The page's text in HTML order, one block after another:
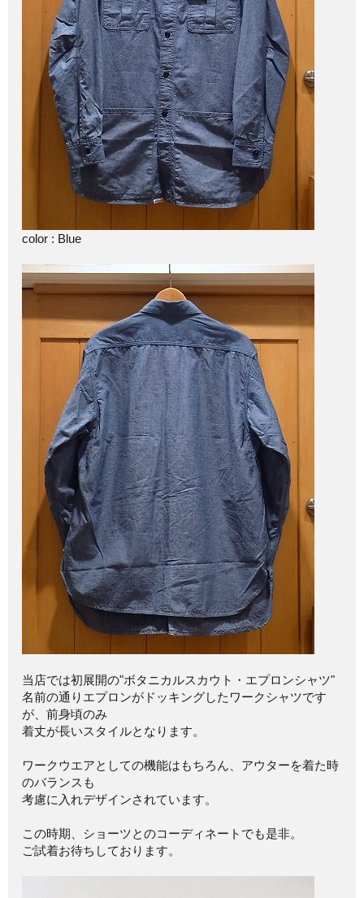
color : Blue
当店では初展開の"ボタニカルスカウト・エプロンシャツ"
名前の通りエプロンがドッキングしたワークシャツです
が、前身頃のみ
着丈が長いスタイルとなります。
ワークウエアとしての機能はもちろん、アウターを着た時
のバランスも
考慮に入れデザインされています。
この時期、ショーツとのコーディネートでも是非。
ご試着お待ちしております。